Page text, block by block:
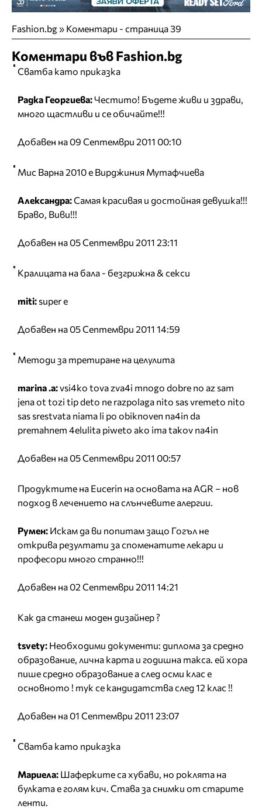
Fashion.bg» Коментари - страница 39
Коментари във Fashion.bg
Сватба като приказка
Радка Георгиева:Честито! Бъдете живи и здрави,
много щастливи и се обичайте!!!
Добавен на 09 Септември 2011 00:10
Мис Варна 2010 е Вирджиния Мутафчиева
Александра:Самая красивая и достойная девушка!!!
Браво, Виви!!!
Добавен на 05 Септември 2011 23:11
Кралицата на бала - безгрижна & секси
miti: super e
Добавен на 05 Септември 2011 14:59
Методи за третиране на целулита
marina .a:vsi4ko tova zva4i mnogo dobre no az sam
jena ot tozi tip deto ne razpolaga nito sas vremeto nito
sas srestvata niama li po obiknoven na4in da
premahnem 4elulita piweto ako ima takov na4in
Добавен на 05 Септември 2011 00:57
Продуктите на Eucerin на основата на AGR – нов
подход в лечението на слънчевите алергии.
Румен: Искам да ви попитам защо Гогъл не
открива резултати за споменатите лекари и
професори много странно!!!
Добавен на 02 Септември 2011 14:21
Как да станеш моден дизайнер ?
tsvety: Необходими документи: диплома за средно
образование, лична карта и годишна такса. ей хора
пише средно образование а след осми клас е
основното ! тук се кандидатства след 12 клас !!
Добавен на 01 Септември 2011 23:07
Сватба като приказка
Мариела: Шаферките са хубави, но роклята на
булката е голям кич. Става за снимки от старите
ленти.